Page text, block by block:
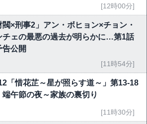
[12時00分]
閥×刑事2」アン・ボヒョン×チョン・
チェの最悪の過去が明らかに…第1話
告公開
[11時54分]
「惜花芷～星が照らす道～」第13-18
端午節の夜～家族の裏切り
[11時30分]